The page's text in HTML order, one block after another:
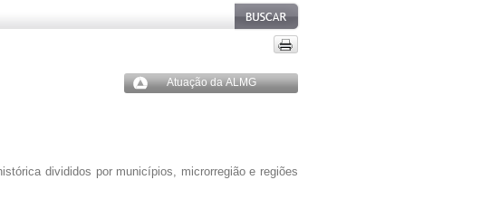
Atuação da ALMG
divididos por municípios, microrregião e regiões